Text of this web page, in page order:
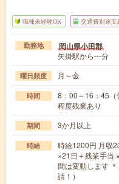
職種未経験OK 交通費別途支
勤務地 岡山県小田郡
矢掛駅から---分
曜日頻度 月～金
時間
8：00～16：45（
程度残業あり
期間 3か月以上
時給
時給1200円 月収
×21日＋残業手当
間は変動します
請！）